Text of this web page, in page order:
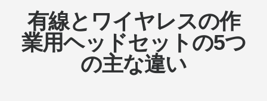
有線とワイヤレスの作
業用ヘッドセットの5つ
の主な違い